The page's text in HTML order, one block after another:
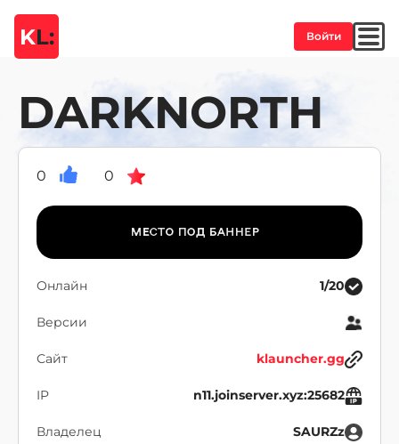
KL: Войти
DARKNORTH
0 0
Онлайн 1/20
Версии
Сайт klauncher.gg
IP n11.joinserver.xyz:25682
Владелец SAURZz